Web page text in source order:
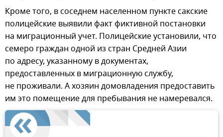
Кроме того, в соседнем населенном пункте сакские
полицейские выявили факт фиктивной постановки
на миграционный учет. Полицейские установили, что
семеро граждан одной из стран Средней Азии
по адресу, указанному в документах,
предоставленных в миграционную службу,
не проживали. А хозяин домовладения предоставить
им это помещение для пребывания не намеревался.